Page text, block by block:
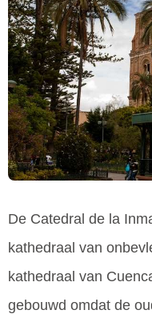
De Catedral de la
kathedraal van
kathedraal van
gebouwd omdat de